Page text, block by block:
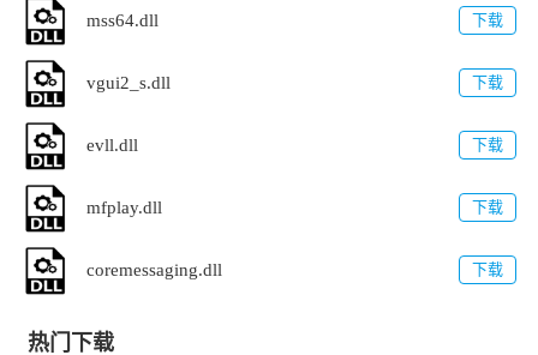
mss64.dll 下载
vgui2_s.dll 下载
evll.dll 下载
mfplay.dll 下载
coremessaging.dll 下载
热门下载